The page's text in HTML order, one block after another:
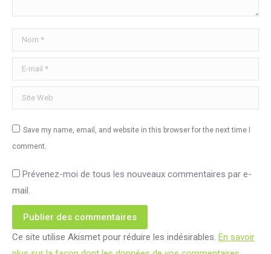
Nom *
E-mail *
Site Web
Save my name, email, and website in this browser for the next time I
comment.
Prévenez-moi de tous les nouveaux commentaires par e-
mail.
Publier des commentaires
Ce site utilise Akismet pour réduire les indésirables. En savoir